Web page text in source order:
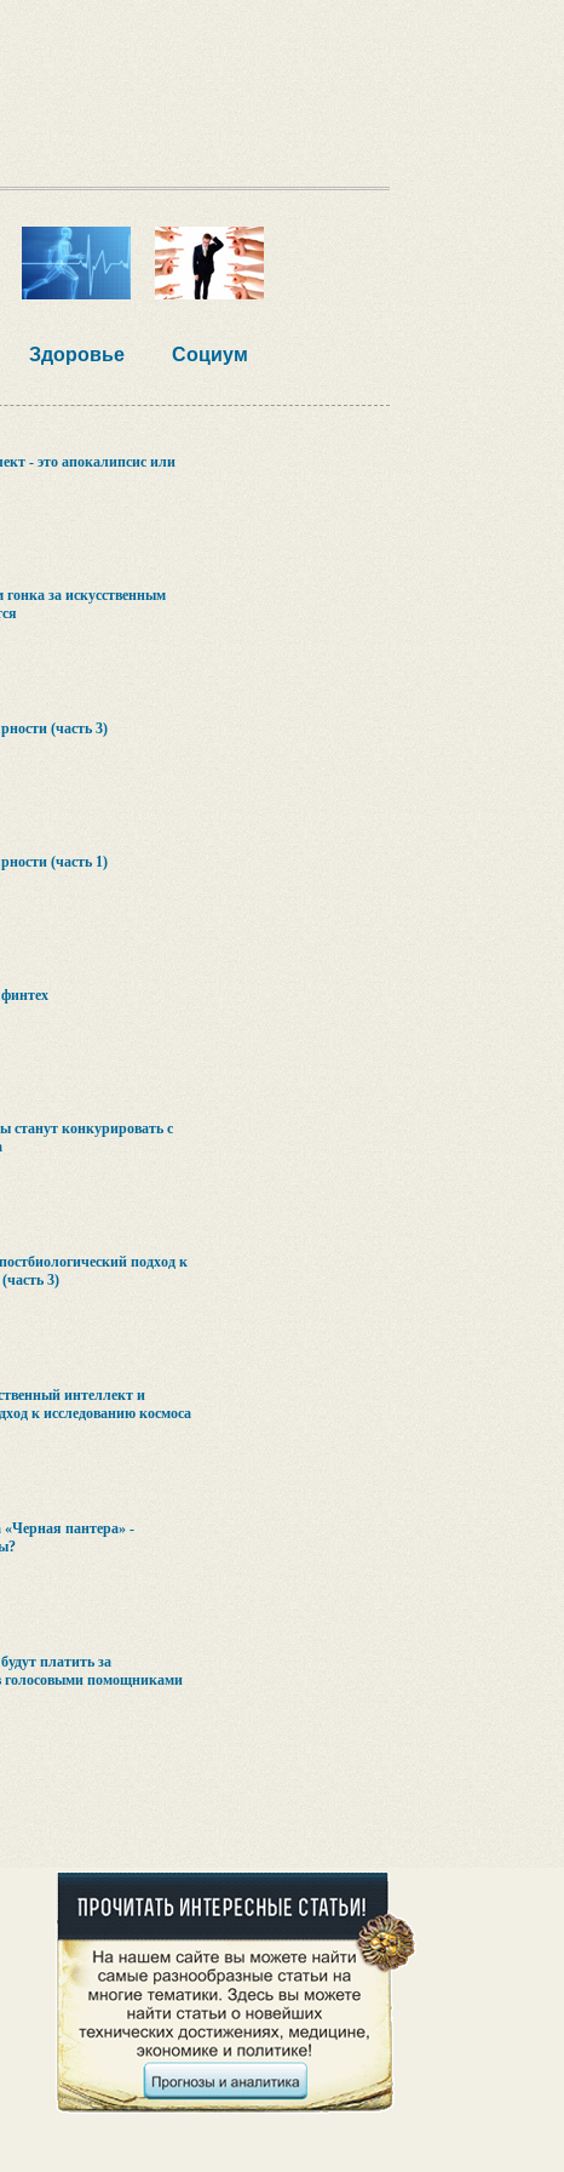
Здоровье Социум
- это апокалипсис или
за искусственным
(часть 3)
(часть 1)
станут конкурировать с
подход к
3)
интеллект и
к исследованию космоса
пантера» -
платить за
голосовыми помощниками